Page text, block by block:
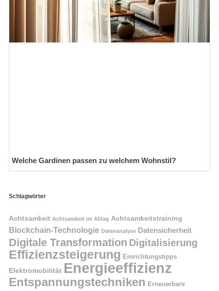
Welche Gardinen passen zu welchem Wohnstil?
Schlagwörter
Achtsamkeit Achtsamkeit im Alltag Achtsamkeitstraining
Blockchain-Technologie Datenanalyse Datensicherheit
Digitale Transformation Digitalisierung
Effizienzsteigerung Einrichtungstipps
Elektromobilität Energieeffizienz
Entspannungstechniken Erneuerbare